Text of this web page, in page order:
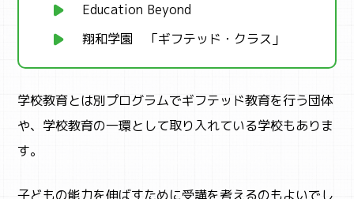
Education Beyond
翔和学園 「ギフテッド・クラス」
学校教育とは別プログラムでギフテッド教育を行う団体
や、学校教育の一環として取り入れている学校もありま
す。
子どもの能力を伸ばすために受講を考えるのもよいでし